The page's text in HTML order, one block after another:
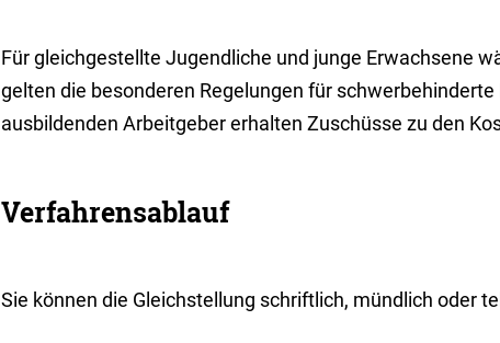
Für gleichgestellte Jugendliche und junge Erwachsene
gelten die besonderen Regelungen für
ausbildenden Arbeitgeber erhalten Zuschüsse zu den
Verfahrensablauf
Sie können die Gleichstellung schriftlich, mündlich oder